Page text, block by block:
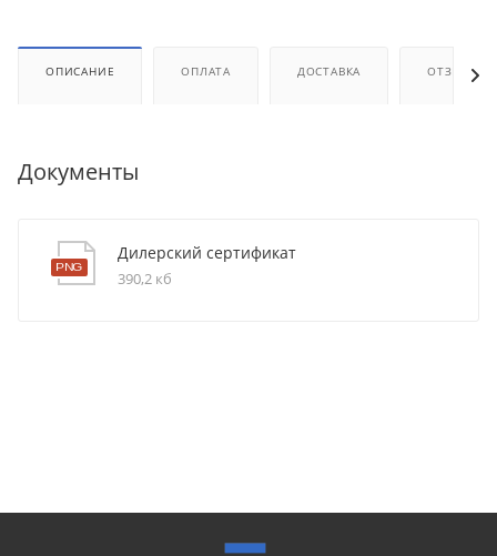
ОПИСАНИЕ ОПЛАТА ДОСТАВКА ОТЗЫВЫ
Документы
Дилерский сертификат
390,2 кб